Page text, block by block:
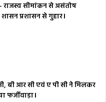
राजस्व सीमांकन से असंतोष
प्रशासन से गुहार।
बी आर सी एवं ए पी सी ने मिलकर
फर्जीवाड़ा।